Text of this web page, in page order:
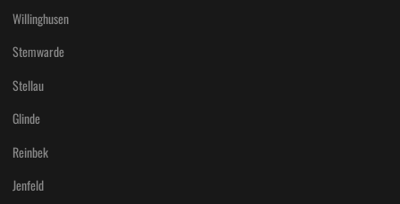
Willinghusen
Stemwarde
Stellau
Glinde
Reinbek
Jenfeld